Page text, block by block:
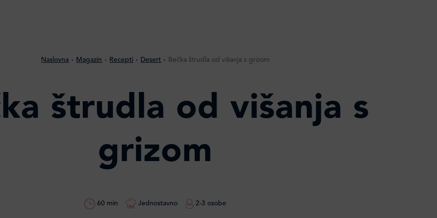
Naslovna Magazin Recepti Desert Bečka štrudla od višanja s grizom
štrudla od višanja s
grizom
60 min Jednostavno 2-3 osobe